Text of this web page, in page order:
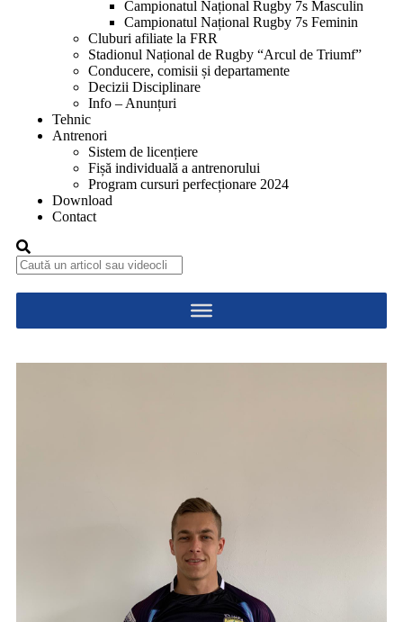
Campionatul Național Rugby 7s Masculin
Campionatul Național Rugby 7s Feminin
Cluburi afiliate la FRR
Stadionul Național de Rugby “Arcul de Triumf”
Conducere, comisii și departamente
Decizii Disciplinare
Info – Anunțuri
Tehnic
Antrenori
Sistem de licențiere
Fișă individuală a antrenorului
Program cursuri perfecționare 2024
Download
Contact